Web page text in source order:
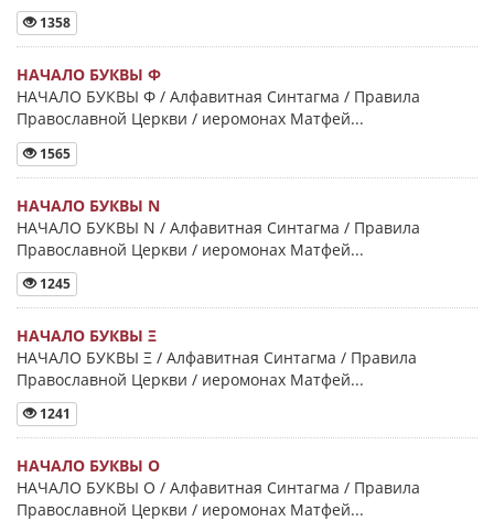
1358
НАЧАЛО БУКВЫ Φ
НАЧАЛО БУКВЫ Φ / Алфавитная Синтагма / Правила
Православной Церкви / иеромонах Матфей...
1565
НАЧАЛО БУКВЫ Ν
НАЧАЛО БУКВЫ Ν / Алфавитная Синтагма / Правила
Православной Церкви / иеромонах Матфей...
1245
НАЧАЛО БУКВЫ Ξ
НАЧАЛО БУКВЫ Ξ / Алфавитная Синтагма / Правила
Православной Церкви / иеромонах Матфей...
1241
НАЧАЛО БУКВЫ Ο
НАЧАЛО БУКВЫ Ο / Алфавитная Синтагма / Правила
Православной Церкви / иеромонах Матфей...